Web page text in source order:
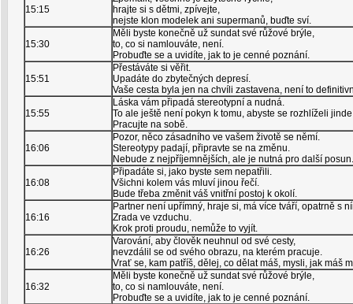
15:15
hrajte si s dětmi, zpívejte,
nejste klon modelek ani supermanů, buďte sví.
15:30
Měli byste konečně už sundat své růžové brýle,
to, co si namlouváte, není.
Probuďte se a uvidíte, jak to je cenné poznání.
15:51
Přestáváte si věřit.
Upadáte do zbytečných depresí.
Vaše cesta byla jen na chvíli zastavena, není to
15:55
Láska vám připadá stereotypní a nudná.
To ale ještě není pokyn k tomu, abyste se rozhlíželi
Pracujte na sobě.
16:06
Pozor, něco zásadního ve vašem životě se němí.
Stereotypy padají, připravte se na změnu.
Nebude z nejpříjemnějších, ale je nutná pro další posun.
16:08
Připadáte si, jako byste sem nepatřili.
Všichni kolem vás mluví jinou řečí.
Bude třeba změnit váš vnitřní postoj k okolí.
16:16
Partner není upřímný, hraje si, má více tváří, opatrně s
Zrada ve vzduchu.
Krok proti proudu, nemůže to vyjít.
16:26
Varování, aby člověk neuhnul od své cesty,
nevzdálil se od svého obrazu, na kterém pracuje.
Vrať se, kam patříš, dělej, co dělat máš, mysli, jak máš
16:32
Měli byste konečně už sundat své růžové brýle,
to, co si namlouváte, není.
Probuďte se a uvidíte, jak to je cenné poznání.